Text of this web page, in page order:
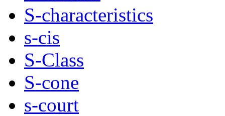
S-characteristics
s-cis
S-Class
S-cone
s-court